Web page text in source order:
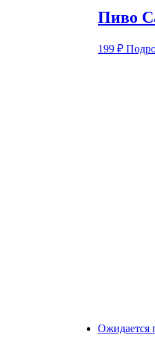
Пиво
199 ₽
Ожидается